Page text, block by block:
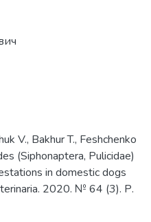
V., Bakhur T., Feshchenko
(Siphonaptera, Pulicidae)
in domestic dogs
2020. № 64 (3). Р.